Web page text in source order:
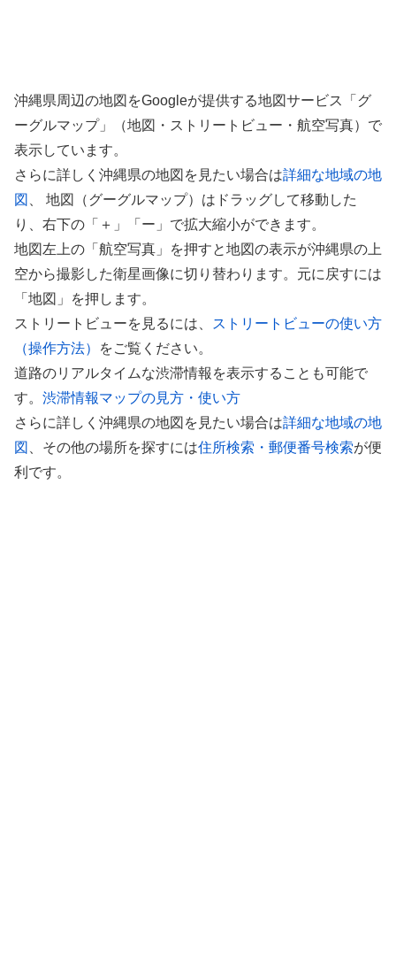
沖縄県周辺の地図をGoogleが提供する地図サービス「グ
ーグルマップ」（地図・ストリートビュー・航空写真）で
表示しています。
さらに詳しく沖縄県の地図を見たい場合は詳細な地域の地
図
、 地図（グーグルマップ）はドラッグして移動した
り、右下の「＋」「ー」で拡大縮小ができます。
地図左上の「航空写真」を押すと地図の表示が沖縄県の上
空から撮影した衛星画像に切り替わります。元に戻すには
「地図」を押します。
ストリートビューを見るには、
ストリートビューの使い方
（操作方法）
をご覧ください。
道路のリアルタイムな渋滞情報を表示することも可能で
す。 渋滞情報マップの見方・使い方
さらに詳しく沖縄県の地図を見たい場合は詳細な地域の地
図
、その他の場所を探すには住所検索・郵便番号検索が便
利です。